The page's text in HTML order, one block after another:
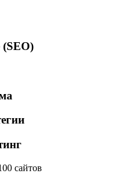
(SEO)
сайтов